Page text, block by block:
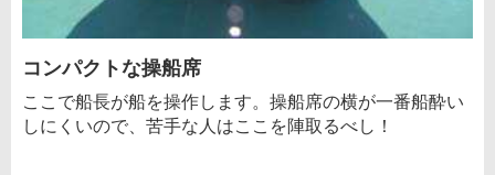
コンパクトな操船席
ここで船長が船を操作します。操船席の横が一番船酔い
しにくいので、苦手な人はここを陣取るべし！